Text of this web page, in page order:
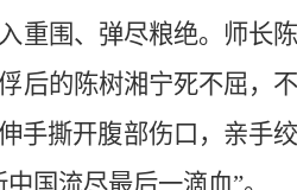
重围、弹尽粮绝。师长
后的陈树湘宁死不屈，
手撕开腹部伤口，亲手
国流尽最后一滴血”。